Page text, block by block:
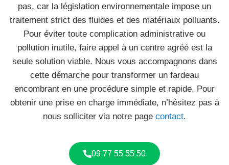
pas, car la législation environnementale impose un
traitement strict des fluides et des matériaux polluants.
Pour éviter toute complication administrative ou
pollution inutile, faire appel à un centre agréé est la
seule solution viable. Nous vous accompagnons dans
cette démarche pour transformer un fardeau
encombrant en une procédure simple et rapide. Pour
obtenir une prise en charge immédiate, n’hésitez pas à
nous solliciter via notre page contact.
09 77 55 55 50